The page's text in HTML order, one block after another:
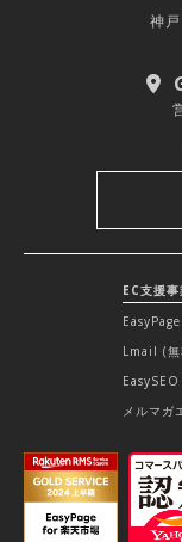
神
EC支援事
Lmail (無
メルマガ